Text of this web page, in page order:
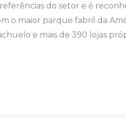
do setor e é
o maior parque fabril da
e mais de 390 lojas